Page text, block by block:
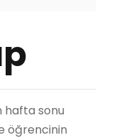
hafta sonu
öğrencinin